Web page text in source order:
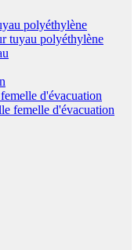
polyéthylène
tuyau polyéthylène
d'évacuation
femelle d'évacuation